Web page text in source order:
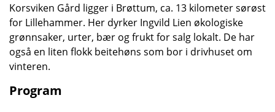
Korsviken Gård ligger i Brøttum, ca. 13 kilometer sørøst
for Lillehammer. Her dyrker Ingvild Lien økologiske
grønnsaker, urter, bær og frukt for salg lokalt. De har
også en liten flokk beitehøns som bor i drivhuset om
vinteren.
Program